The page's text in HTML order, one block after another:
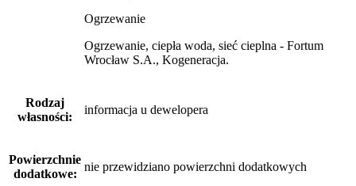
Ogrzewanie
Ogrzewanie, ciepła woda, sieć cieplna - Fortum
Wrocław S.A., Kogeneracja.
Rodzaj
własności:
informacja u dewelopera
Powierzchnie
dodatkowe:
nie przewidziano powierzchni dodatkowych